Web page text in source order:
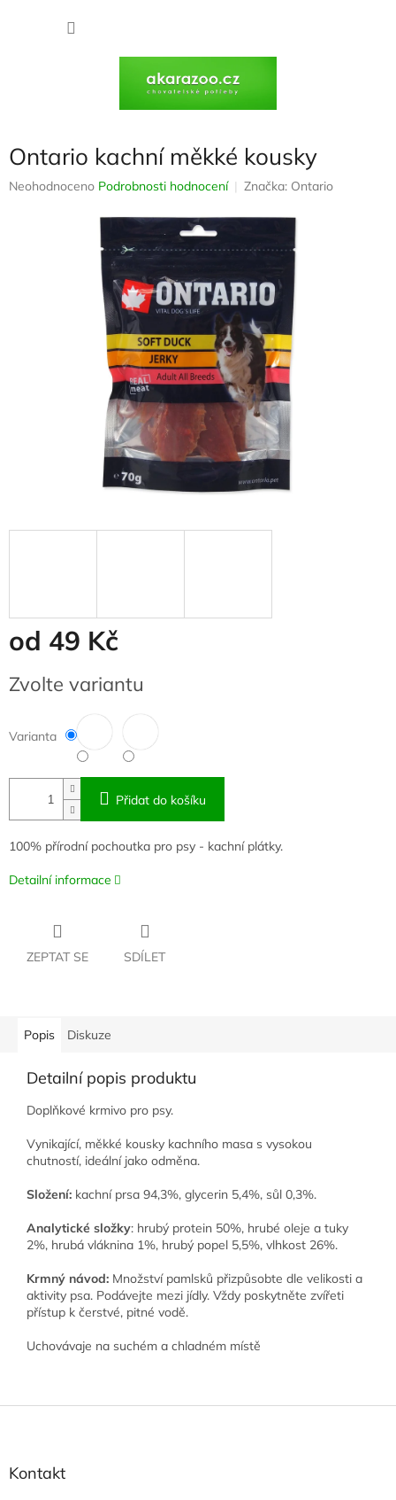
Ontario kachní měkké kousky
Průměrné
Neohodnoceno Podrobnosti hodnocení Značka: Ontario
od 49 Kč
cena:
Zvolte variantu
Varianta
Přidat do košíku
100% přírodní pochoutka pro psy - kachní plátky.
Detailní informace
ZEPTAT SE SDÍLET
Popis Diskuze
Detailní popis produktu
Doplňkové krmivo pro psy.
Vynikající, měkké kousky kachního masa s vysokou
chutností, ideální jako odměna.
Složení: kachní prsa 94,3%, glycerin 5,4%, sůl 0,3%.
Analytické složky: hrubý protein 50%, hrubé oleje a tuky
2%, hrubá vláknina 1%, hrubý popel 5,5%, vlhkost 26%.
Krmný návod: Množství pamlsků přizpůsobte dle velikosti a
aktivity psa. Podávejte mezi jídly. Vždy poskytněte zvířeti
přístup k čerstvé, pitné vodě.
Uchovávaje na suchém a chladném místě
Kontakt